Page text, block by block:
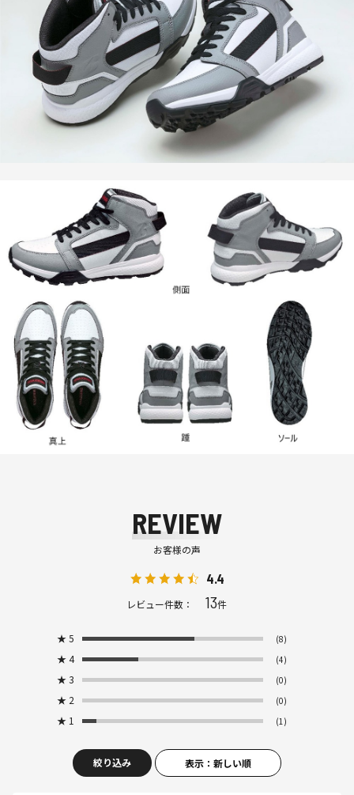
REVIEW
お客様の声
4.4
レビュー件数： 13件
★ 5 (8)
★ 4 (4)
★ 3 (0)
★ 2 (0)
★ 1 (1)
絞り込み 表示：新しい順